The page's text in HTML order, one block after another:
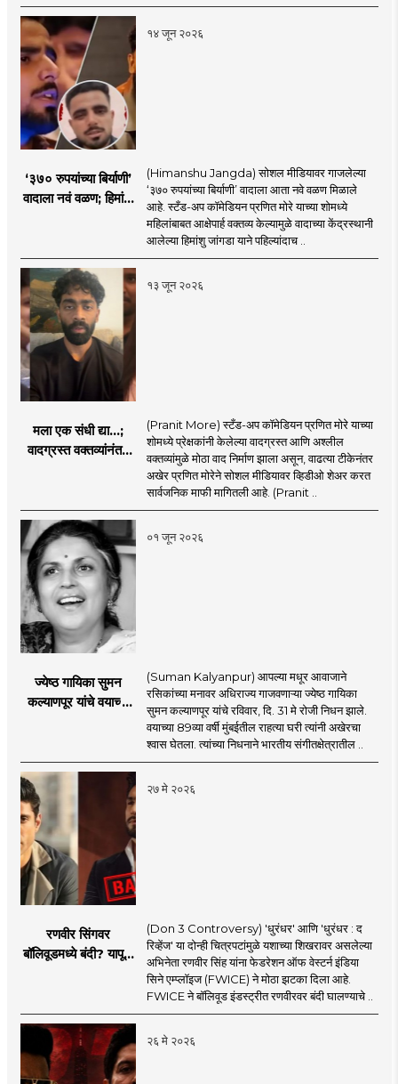
हळहळ
१४ जून २०२६
‘३७० रुपयांच्या बिर्याणी’
वादाला नवं वळण; हिमांशू
म्हणाला?
(Himanshu Jangda) सोशल मीडियावर गाजलेल्या
‘३७० रुपयांच्या बिर्याणी’ वादाला आता नवे वळण मिळाले
आहे. स्टँड-अप कॉमेडियन प्रणित मोरे याच्या शोमध्ये
महिलांबाबत आक्षेपार्ह वक्तव्य केल्यामुळे वादाच्या केंद्रस्थानी
आलेल्या हिमांशु जांगडा याने पहिल्यांदाच ..
१३ जून २०२६
मला एक संधी द्या...;
वादग्रस्त वक्तव्यांनंतर
म्हणाला?
(Pranit More) स्टँड-अप कॉमेडियन प्रणित मोरे याच्या
शोमध्ये प्रेक्षकांनी केलेल्या वादग्रस्त आणि अश्लील
वक्तव्यांमुळे मोठा वाद निर्माण झाला असून, वाढत्या टीकेनंतर
अखेर प्रणित मोरेने सोशल मीडियावर व्हिडीओ शेअर करत
सार्वजनिक माफी मागितली आहे. (Pranit ..
०१ जून २०२६
ज्येष्ठ गायिका सुमन
कल्याणपूर यांचे वयाच्या
(Suman Kalyanpur) आपल्या मधूर आवाजाने
रसिकांच्या मनावर अधिराज्य गाजवणाऱ्या ज्येष्ठ गायिका
सुमन कल्याणपूर यांचे रविवार, दि. 31 मे रोजी निधन झाले.
वयाच्या 89व्या वर्षी मुंबईतील राहत्या घरी त्यांनी अखेरचा
श्वास घेतला. त्यांच्या निधनाने भारतीय संगीतक्षेत्रातील ..
२७ मे २०२६
रणवीर सिंगवर
बॉलिवूडमध्ये बंदी? यापूर्वी
(Don 3 Controversy) 'धुरंधर' आणि 'धुरंधर : द
रिव्हेंज' या दोन्ही चित्रपटांमुळे यशाच्या शिखरावर असलेल्या
अभिनेता रणवीर सिंह यांना फेडरेशन ऑफ वेस्टर्न इंडिया
सिने एम्प्लॉइज (FWICE) ने मोठा झटका दिला आहे.
FWICE ने बॉलिवूड इंडस्ट्रीत रणवीरवर बंदी घालण्याचे ..
२६ मे २०२६